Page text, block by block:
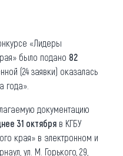
«Лидеры
было подано 82
(24 заявки) оказалась
года».
документацию
31 октября в КГБУ
края» в электронном и
ул. М. Горького, 29,